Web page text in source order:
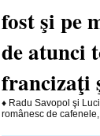
fost şi pe
de atunci
francizaţi
♦ Radu Savopol şi
românesc de